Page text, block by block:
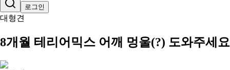
로그인
대형견
8개월 테리어믹스 어깨 멍울(?) 도와주세요